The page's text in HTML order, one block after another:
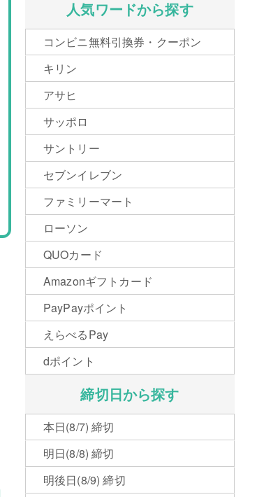
人気ワードから探す
コンビニ無料引換券・クーポン
キリン
アサヒ
サッポロ
サントリー
セブンイレブン
ファミリーマート
ローソン
QUOカード
Amazonギフトカード
PayPayポイント
えらべるPay
dポイント
締切日から探す
本日(8/7) 締切
明日(8/8) 締切
明後日(8/9) 締切